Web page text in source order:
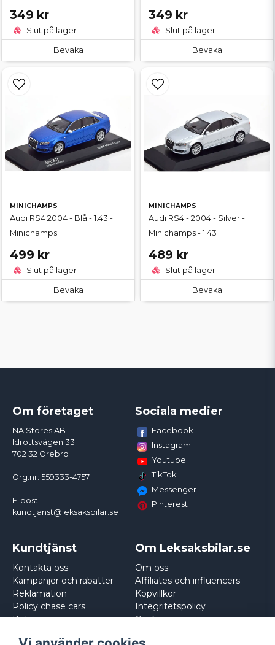
349 kr
Slut på lager
Bevaka
349 kr
Slut på lager
Bevaka
MINICHAMPS
Audi RS4 2004 - Blå - 1:43 -
Minichamps
499 kr
Slut på lager
Bevaka
MINICHAMPS
Audi RS4 - 2004 - Silver -
Minichamps - 1:43
489 kr
Slut på lager
Bevaka
Om företaget
NA Stores AB
Idrottsvägen 33
702 32 Örebro
Org.nr: 559333-4757
E-post:
kundtjanst@leksaksbilar.se
Sociala medier
Facebook
Instagram
Youtube
TikTok
Messenger
Pinterest
Kundtjänst
Kontakta oss
Kampanjer och rabatter
Reklamation
Policy chase cars
Returnera
Om Leksaksbilar.se
Om oss
Affiliates och influencers
Köpvillkor
Integritetspolicy
Cookies